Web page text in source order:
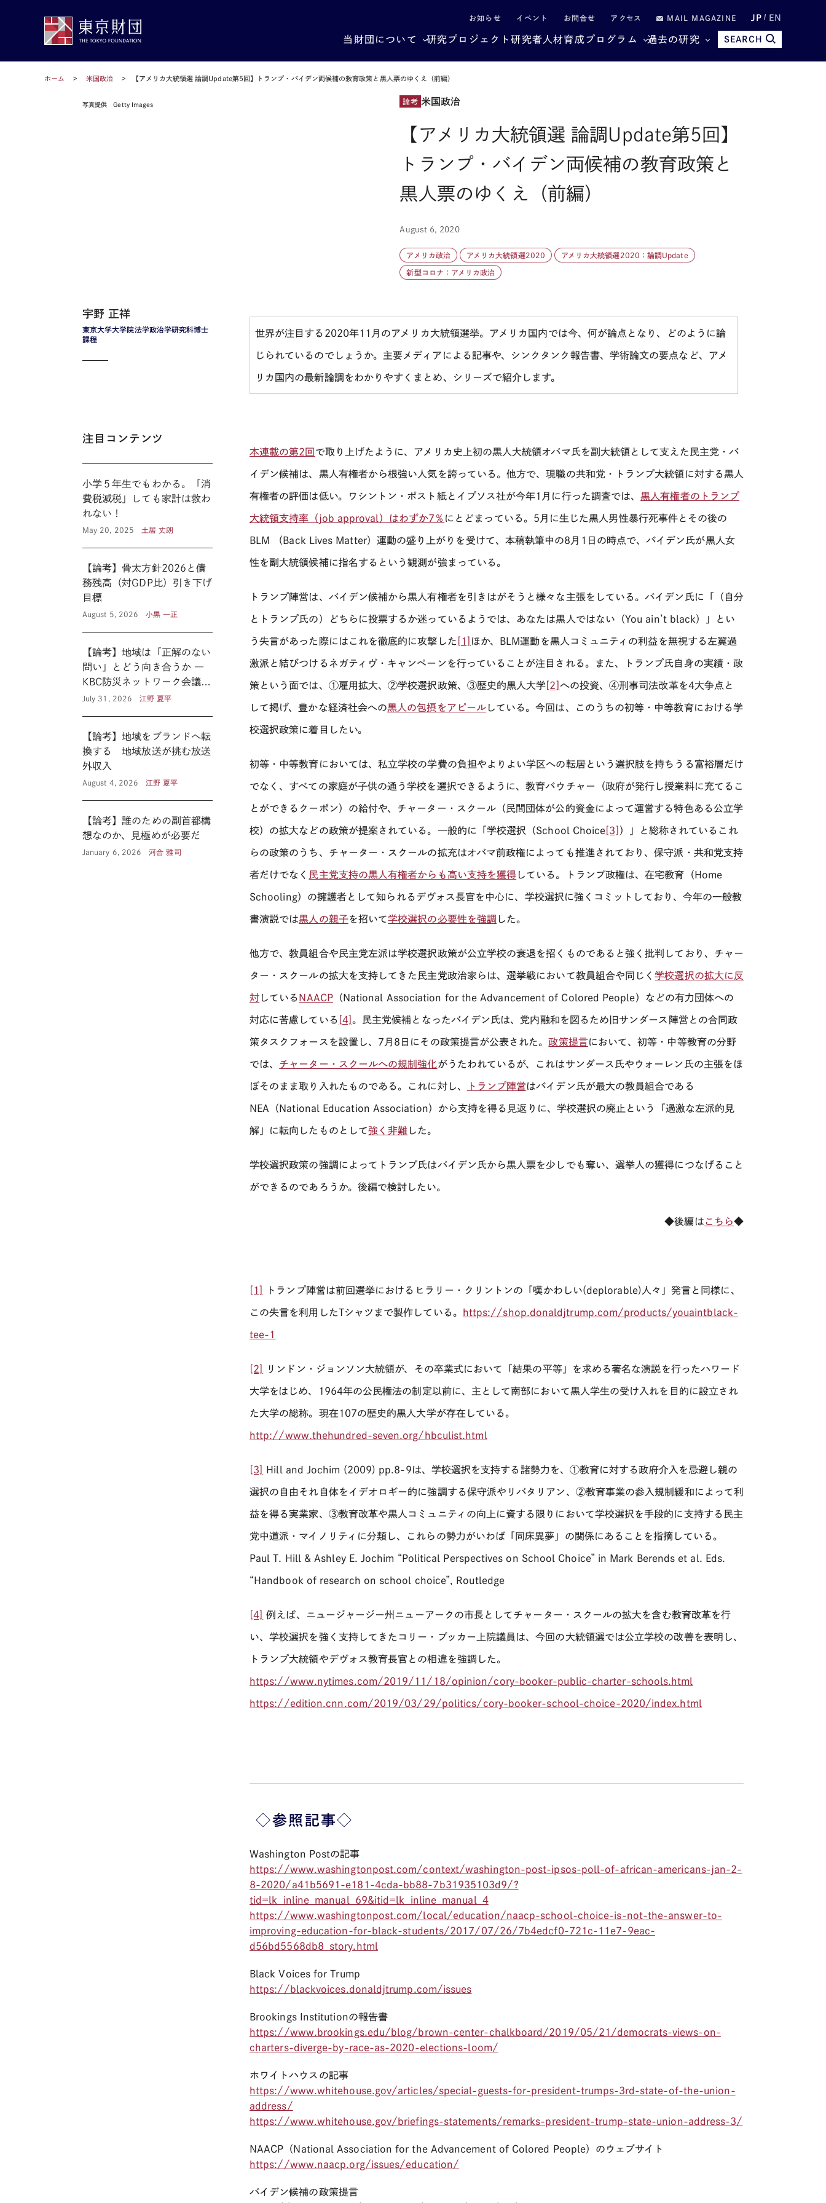
お知らせ イベント お問合せ アクセス MAIL MAGAZINE JP EN
当財団について 研究プロジェクト研究者 人材育成プログラム 過去の研究 SEARCH
ホーム 米国政治 【アメリカ大統領選 論調Update第5回】トランプ・バイデン両候補の教育政策と黒人票のゆくえ（前編）
写真提供 Getty Images 論考 米国政治
【アメリカ大統領選 論調Update第5回】
トランプ・バイデン両候補の教育政策と
黒人票のゆくえ（前編）
August 6, 2020
アメリカ政治 アメリカ大統領選2020 アメリカ大統領選2020：論調Update
新型コロナ：アメリカ政治
世界が注目する2020年11月のアメリカ大統領選挙。アメリカ国内では今、何が論点となり、どのように論
じられているのでしょうか。主要メディアによる記事や、シンクタンク報告書、学術論文の要点など、アメ
リカ国内の最新論調をわかりやすくまとめ、シリーズで紹介します。
本連載の第2回 で取り上げたように、アメリカ史上初の黒人大統領オバマ氏を副大統領として支えた民主党・バ
イデン候補は、黒人有権者から根強い人気を誇っている。他方で、現職の共和党・トランプ大統領に対する黒人
有権者の評価は低い。ワシントン・ポスト紙とイプソス社が今年1月に行った調査では、黒人有権者のトランプ
大統領支持率（ job approval ）はわずか7 ％ にとどまっている。5月に生じた黒人男性暴行死事件とその後の
BLM （Back Lives Matter）運動の盛り上がりを受けて、本稿執筆中の8月1日の時点で、バイデン氏が黒人女
性を副大統領候補に指名するという観測が強まっている。
トランプ陣営は、バイデン候補から黒人有権者を引きはがそうと様々な主張をしている。バイデン氏に「（自分
とトランプ氏の）どちらに投票するか迷っているようでは、あなたは黒人ではない（You ain’t black）」とい
う失言があった際にはこれを徹底的に攻撃した [1] ほか、BLM運動を黒人コミュニティの利益を無視する左翼過
激派と結びつけるネガティヴ・キャンペーンを行っていることが注目される。また、トランプ氏自身の実績・政
策という面では、①雇用拡大、②学校選択政策、③歴史的黒人大学 [2] への投資、④刑事司法改革を4大争点と
して掲げ、豊かな経済社会への黒人の包摂をアピールしている。今回は、このうちの初等・中等教育における学
校選択政策に着目したい。
初等・中等教育においては、私立学校の学費の負担やよりよい学区への転居という選択肢を持ちうる富裕層だけ
でなく、すべての家庭が子供の通う学校を選択できるように、教育バウチャー（政府が発行し授業料に充てるこ
とができるクーポン）の給付や、チャーター・スクール（民間団体が公的資金によって運営する特色ある公立学
校）の拡大などの政策が提案されている。一般的に「学校選択（School Choice [3] ）」と総称されているこれ
らの政策のうち、チャーター・スクールの拡充はオバマ前政権によっても推進されており、保守派・共和党支持
者だけでなく 民主党支持の黒人有権者からも高い支持を獲得 している。トランプ政権は、在宅教育（ Home
Schooling）の擁護者として知られるデヴォス長官を中心に、学校選択に強くコミットしており、今年の一般教
書演説では黒人の親子を招いて学校選択の必要性を強調 した。
他方で、教員組合や民主党左派は学校選択政策が公立学校の衰退を招くものであると強く批判しており、チャー
ター・スクールの拡大を支持してきた民主党政治家らは、選挙戦において教員組合や同じく学校選択の拡大に反
対 している NAACP（National Association for the Advancement of Colored People）などの有力団体への
対応に苦慮している [4] 。民主党候補となったバイデン氏は、党内融和を図るため旧サンダース陣営との合同政
策タスクフォースを設置し、7月8日にその政策提言が公表された。政策提言において、初等・中等教育の分野
では、 チャーター・スクールへの規制強化がうたわれているが、これはサンダース氏やウォーレン氏の主張をほ
ぼそのまま取り入れたものである。これに対し、 トランプ陣営はバイデン氏が最大の教員組合である
NEA（National Education Association）から支持を得る見返りに、学校選択の廃止という「過激な左派的見
解」に転向したものとして強く非難 した。
学校選択政策の強調によってトランプ氏はバイデン氏から黒人票を少しでも奪い、選挙人の獲得につなげること
ができるのであろうか。後編で検討したい。
◆後編はこちら◆
[1] トランプ陣営は前回選挙におけるヒラリー・クリントンの「嘆かわしい(deplorable) 人々」発言と同様に、
この失言を利用したTシャツまで製作している。 https://shop.donaldjtrump.com/products/youaintblack-
tee-1
[2] リンドン・ジョンソン大統領が、その卒業式において「結果の平等」を求める著名な演説を行ったハワード
大学をはじめ、 1964年の公民権法の制定以前に、主として南部において黒人学生の受け入れを目的に設立され
た大学の総称。現在107の歴史的黒人大学が存在している。
http://www.thehundred-seven.org/hbculist.html
[3] Hill and Jochim (2009) pp.8-9は、学校選択を支持する諸勢力を、①教育に対する政府介入を忌避し親の
選択の自由それ自体をイデオロギー的に強調する保守派やリバタリアン、②教育事業の参入規制緩和によって利
益を得る実業家、③教育改革や黒人コミュニティの向上に資する限りにおいて学校選択を手段的に支持する民主
党中道派・マイノリティに分類し、これらの勢力がいわば「同床異夢」の関係にあることを指摘している。
Paul T. Hill & Ashley E. Jochim “Political Perspectives on School Choice” in Mark Berends et al. Eds.
“Handbook of research on school choice”, Routledge
[4] 例えば、ニュージャージー州ニューアークの市長としてチャーター・スクールの拡大を含む教育改革を行
い、学校選択を強く支持してきたコリー・ブッカー上院議員は、今回の大統領選では公立学校の改善を表明し、
トランプ大統領やデヴォス教育長官との相違を強調した。
https://www.nytimes.com/2019/11/18/opinion/cory-booker-public-charter-schools.html
https://edition.cnn.com/2019/03/29/politics/cory-booker-school-choice-2020/index.html
◇参照記事◇
Washington Postの記事
https://www.washingtonpost.com/context/washington-post-ipsos-poll-of-african-americans-jan-2-
8-2020/a41b5691-e181-4cda-bb88-7b31935103d9/?
tid=lk_inline_manual_69&itid=lk_inline_manual_4
https://www.washingtonpost.com/local/education/naacp-school-choice-is-not-the-answer-to-
improving-education-for-black-students/2017/07/26/7b4edcf0-721c-11e7-9eac-
d56bd5568db8_story.html
Black Voices for Trump
https://blackvoices.donaldjtrump.com/issues
Brookings Institutionの報告書
https://www.brookings.edu/blog/brown-center-chalkboard/2019/05/21/democrats-views-on-
charters-diverge-by-race-as-2020-elections-loom/
ホワイトハウスの記事
https://www.whitehouse.gov/articles/special-guests-for-president-trumps-3rd-state-of-the-union-
address/
https://www.whitehouse.gov/briefings-statements/remarks-president-trump-state-union-address-3/
NAACP （National Association for the Advancement of Colored People）のウェブサイト
https://www.naacp.org/issues/education/
バイデン候補の政策提言
東京大学大学院法学政治学研究科博士
課程
宇野 正祥
注目コンテンツ
小学５年生でもわかる。「消
費税減税」しても家計は救わ
れない！
May 20, 2025 土居 丈朗
【論考】骨太方針2026と債
務残高（対GDP比）引き下げ
目標
August 5, 2026 小黒 一正
【論考】地域は「正解のない
問い」とどう向き合うか ―
KBC防災ネットワーク会議に
見る新たな公共性 ―
July 31, 2026 江野 夏平
【論考】地域をブランドへ転
換する 地域放送が挑む放送
外収入
August 4, 2026 江野 夏平
【論考】誰のための副首都構
想なのか、見極めが必要だ
January 6, 2026 河合 雅司